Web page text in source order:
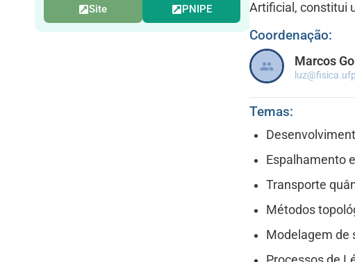
Site PNIPE
Artificial, constitui
Coordenação:
Marcos
Temas:
Espalhamento
Transporte
Métodos
Modelagem de